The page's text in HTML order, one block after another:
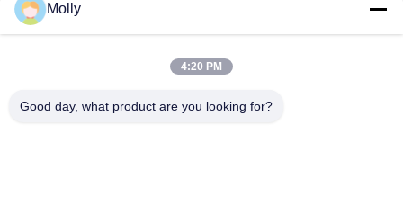
보내
Molly
4:20 PM
Good day, what product are you looking for?